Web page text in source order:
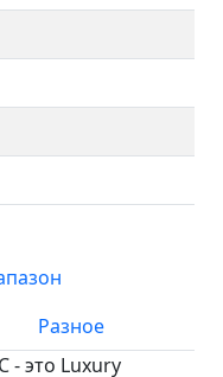
Разное
- это Luxury